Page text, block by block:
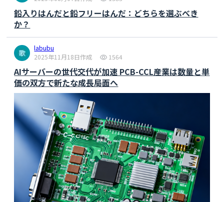
鉛入りはんだと鉛フリーはんだ：どちらを選ぶべき
か？
labubu
2025年11月18日作成
1564
AIサーバーの世代交代が加速 PCB-CCL産業は数量と単
価の双方で新たな成長局面へ